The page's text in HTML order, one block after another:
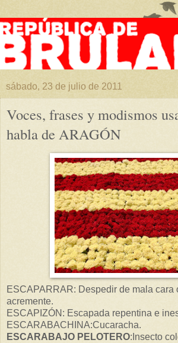
sábado, 23 de julio de 2011
Voces, frases y modismos
habla de ARAGÓN
ESCAPARRAR: Despedir de mala cara
acremente.
ESCAPIZÓN: Escapada repentina e
ESCARABACHINA:Cucaracha.
ESCARABAJO PELOTERO:Insecto